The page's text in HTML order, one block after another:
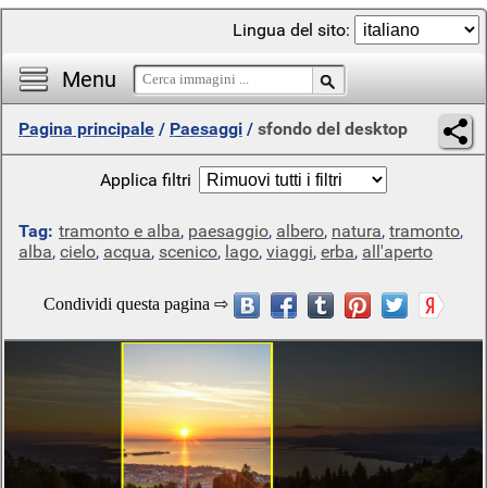
Menu
Lingua del sito:
Pagina principale / Paesaggi / sfondo del desktop
Applica filtri
Tag: tramonto e alba, paesaggio, albero, natura, tramonto,
alba, cielo, acqua, scenico, lago, viaggi, erba, all'aperto